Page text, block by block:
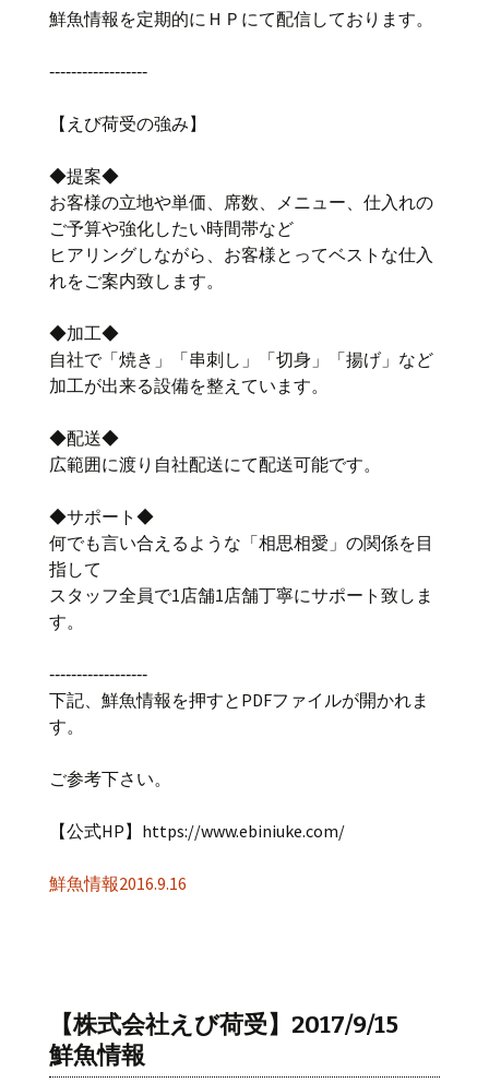
鮮魚情報を定期的にＨＰにて配信しております。
‐‐‐‐‐‐‐‐‐‐‐‐‐‐‐‐‐‐
【えび荷受の強み】
◆提案◆
お客様の立地や単価、席数、メニュー、仕入れの
ご予算や強化したい時間帯など
ヒアリングしながら、お客様とってベストな仕入
れをご案内致します。
◆加工◆
自社で「焼き」「串刺し」「切身」「揚げ」など
加工が出来る設備を整えています。
◆配送◆
広範囲に渡り自社配送にて配送可能です。
◆サポート◆
何でも言い合えるような「相思相愛」の関係を目
指して
スタッフ全員で1店舗1店舗丁寧にサポート致しま
す。
‐‐‐‐‐‐‐‐‐‐‐‐‐‐‐‐‐‐
下記、鮮魚情報を押すとPDFファイルが開かれま
す。
ご参考下さい。
【公式HP】https://www.ebiniuke.com/
鮮魚情報2016.9.16
【株式会社えび荷受】2017/9/15
鮮魚情報